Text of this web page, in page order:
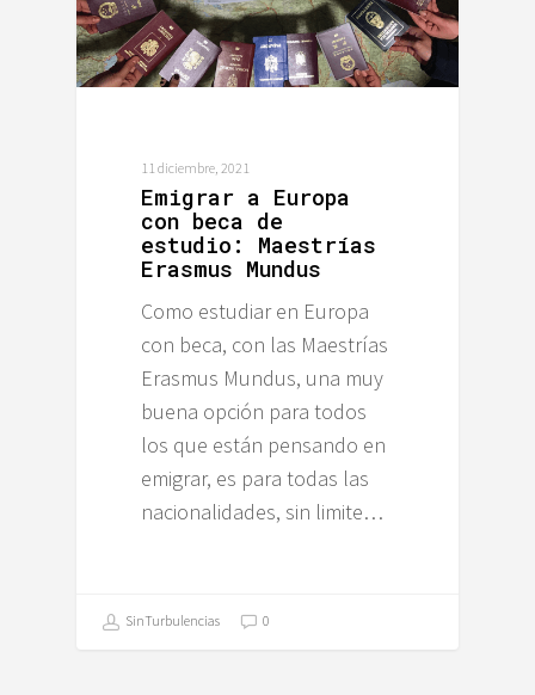
11 diciembre, 2021
Emigrar a Europa
con beca de
estudio: Maestrías
Erasmus Mundus
Como estudiar en Europa
con beca, con las Maestrías
Erasmus Mundus, una muy
buena opción para todos
los que están pensando en
emigrar, es para todas las
nacionalidades, sin limite…
SinTurbulencias 0